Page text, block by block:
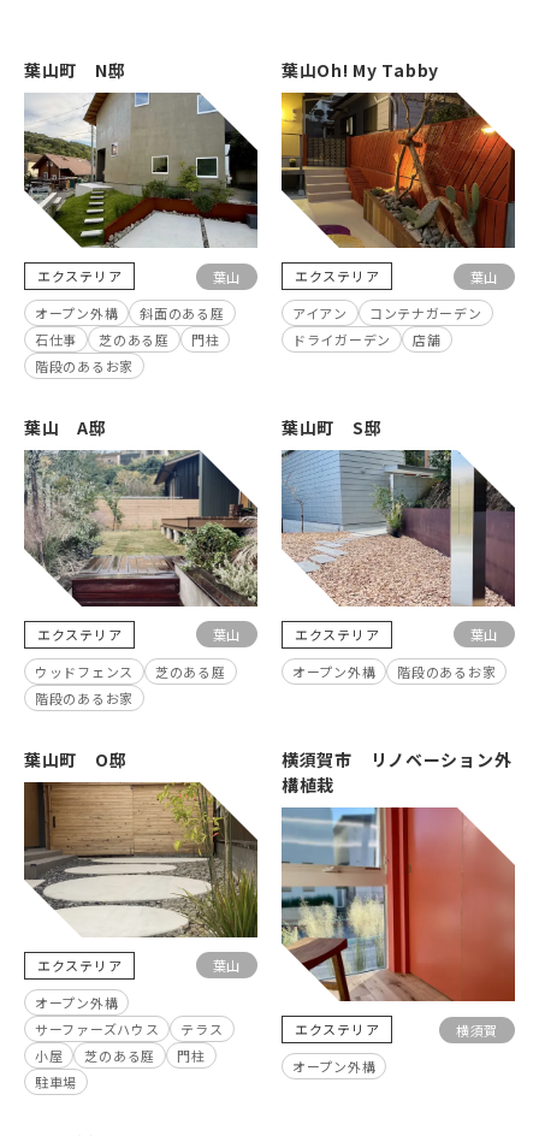
葉山町 N邸
エクステリア
葉山
オープン外構
斜面のある庭
石仕事
芝のある庭
門柱
階段のあるお家
葉山Oh! My Tabby
エクステリア
葉山
アイアン
コンテナガーデン
ドライガーデン
店舗
葉山 A邸
エクステリア
葉山
ウッドフェンス
芝のある庭
階段のあるお家
葉山町 S邸
エクステリア
葉山
オープン外構
階段のあるお家
葉山町 O邸
エクステリア
葉山
オープン外構
サーファーズハウス
テラス
小屋
芝のある庭
門柱
駐車場
横須賀市 リノベーション外
構植栽
エクステリア
横須賀
オープン外構